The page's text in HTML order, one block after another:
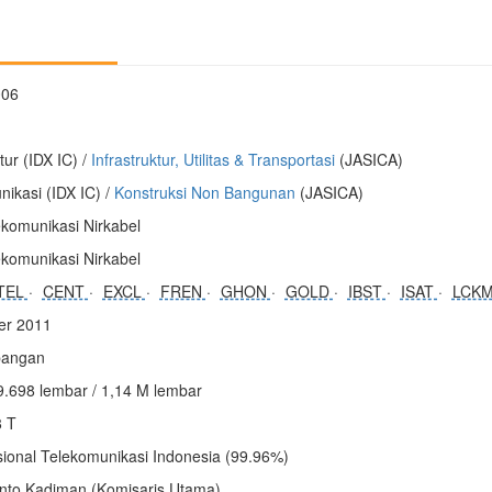
(IDX IC) / Infrastruktur, Utilitas & Transportasi(JASICA)
(IDX IC) / Konstruksi Non Bangunan (JASICA)
Nirkabel
Nirkabel
CENT EXCL FREN GHON GOLD IBST ISAT
2011
lembar / 1,14 M lembar
T
Telekomunikasi Indonesia (99.96%)